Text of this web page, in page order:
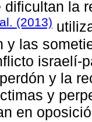
dificultan la
(2013)
y las
israelí-
y la
y
en